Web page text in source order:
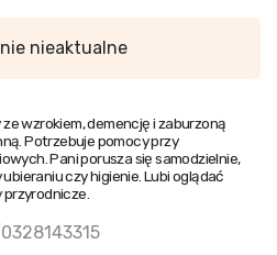
nieaktualne
wzrokiem, demencję i zaburzoną
Potrzebuje pomocy przy
Pani porusza się samodzielnie,
czy higienie. Lubi oglądać